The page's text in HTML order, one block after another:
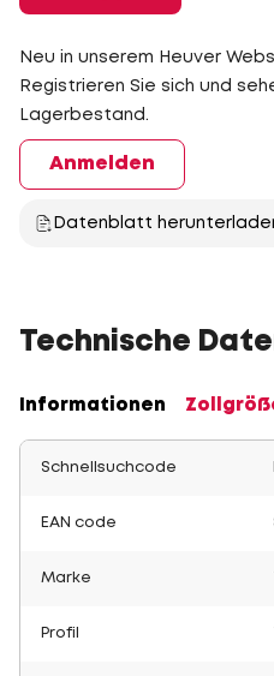
Neu in unserem Heuver
Registrieren Sie sich und
Lagerbestand.
Anmelden
Datenblatt
Technische
Informationen
Schnellsuchcode
EAN code
Marke
Profil